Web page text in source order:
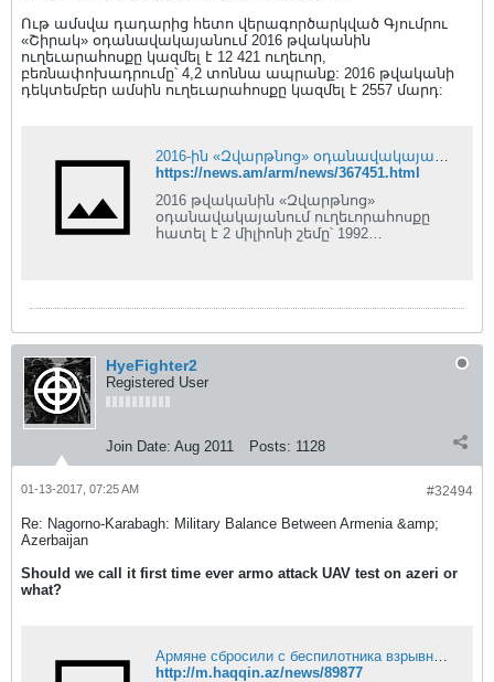
Ութ ամսվա դադարից հետո վերագործարկված Գյումրու
«Շիրակ» օդանավակայանում 2016 թվականին
ուղեւարահոսքը կազմել է 12 421 ուղեւոր,
բեռնափոխադրումը՝ 4,2 տոննա ապրանք: 2016 թվականի
դեկտեմբեր ամսին ուղեւարահոսքը կազմել է 2557 մարդ:
2016-ին «Զվարթնոց» օդանավակայանում ուղեւորահոսքն աճել է 12 տոկոսով
https://news.am/arm/news/367451.html
2016 թվականին «Զվարթնոց»
օդանավակայանում ուղեւորահոսքը
հատել է 2 միլիոնի շեմը՝ 1992
HyeFighter2
Registered User
Join Date: Aug 2011 Posts: 1128
#32494
01-13-2017, 07:25 AM
Re: Nagorno-Karabagh: Military Balance Between Armenia &amp;
Azerbaijan
Should we call it first time ever armo attack UAV test on azeri or
what?
Армяне сбросили с беспилотника взрывное устройство - фото
http://m.haqqin.az/news/89877